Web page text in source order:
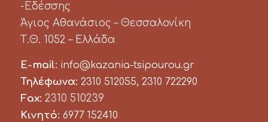
-Εδέσσης
Άγιος Αθανάσιος – Θεσσαλονίκη
Τ.Θ. 1052 – Ελλάδα
E-mail: info@kazania-tsipourou.gr
Τηλέφωνα: 2310 512055, 2310 722290
Fax: 2310 510239
Κινητό: 6977 152410